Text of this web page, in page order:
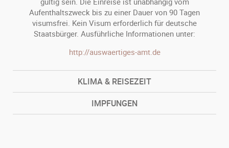
Aufenthaltszweck bis zu einer Dauer von 90 Tagen
visumsfrei. Kein Visum erforderlich für deutsche
Staatsbürger. Ausführliche Informationen unter:
http://auswaertiges-amt.de
KLIMA & REISEZEIT
IMPFUNGEN